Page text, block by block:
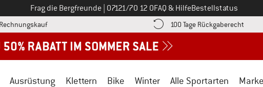
Frag die Bergfreunde Ruf uns an unter
07121/70 12 0FAQ & HilfeBestellstatus
RechnungskaufFinde die Zahlungs-Infos hier! Öffnet sich in einer Infobox
100 Tage Rückgaberecht
Ausrüstung Klettern Bike Winter Alle Sportarten